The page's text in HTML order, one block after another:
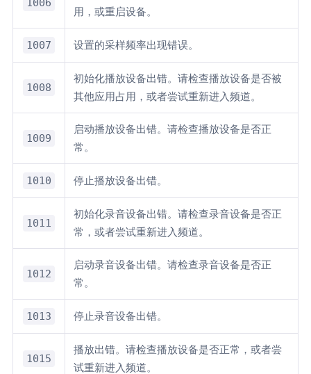
1006
用，或重启设备。
1007 设置的采样频率出现错误。
1008
初始化播放设备出错。请检查播放设备是否被
其他应用占用，或者尝试重新进入频道。
1009
启动播放设备出错。请检查播放设备是否正
常。
1010 停止播放设备出错。
1011
初始化录音设备出错。请检查录音设备是否正
常，或者尝试重新进入频道。
1012
启动录音设备出错。请检查录音设备是否正
常。
1013 停止录音设备出错。
1015
播放出错。请检查播放设备是否正常，或者尝
试重新进入频道。